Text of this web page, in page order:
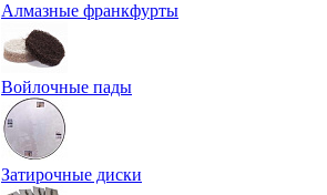
Алмазные франкфурты
Войлочные пады
Затирочные диски